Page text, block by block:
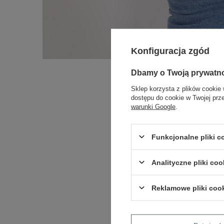
Konfiguracja zgód
Dbamy o Twoją
Sklep korzysta z plików cookie
dostępu do cookie w Twojej
warunki Google
Funkcjonalne pliki
Analityczne pliki
Reklamowe pliki